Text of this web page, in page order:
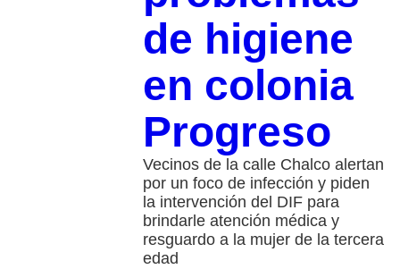
de higiene
en colonia
Progreso
Vecinos de la calle Chalco alertan
por un foco de infección y piden
la intervención del DIF para
brindarle atención médica y
resguardo a la mujer de la tercera
edad